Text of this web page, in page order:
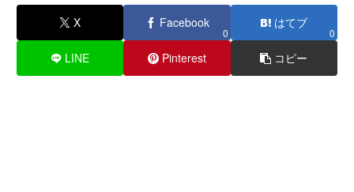
X Facebook
0
はてブ
0
LINE Pinterest コピー